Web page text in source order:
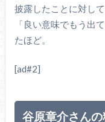
披露したことに対し
「良い意味でもう出
たほど。
[ad#2]
谷原章介さん